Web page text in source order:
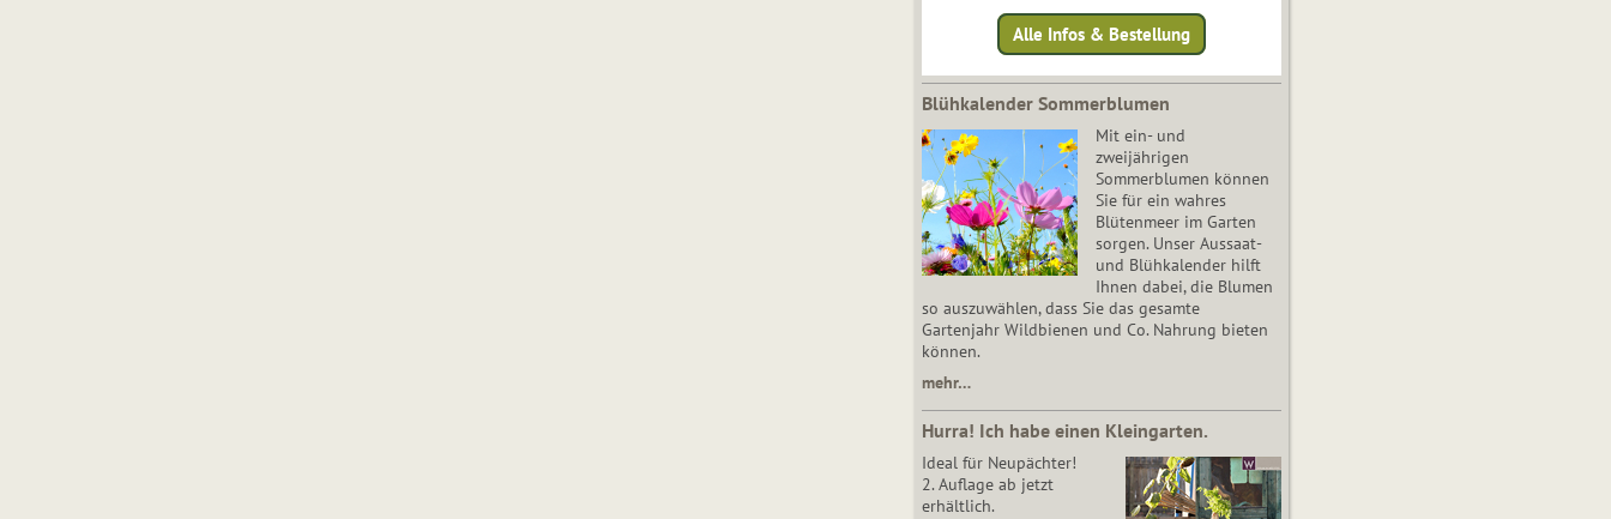
Alle Infos & Bestellung
Blühkalender Sommerblumen
Mit ein- und
zweijährigen
Sommerblumen können
Sie für ein wahres
Blütenmeer im Garten
sorgen. Unser Aussaat-
und Blühkalender hilft
Ihnen dabei, die Blumen
so auszuwählen, dass Sie das gesamte
Gartenjahr Wildbienen und Co. Nahrung bieten
können.
mehr…
Hurra! Ich habe einen Kleingarten.
Ideal für Neupächter!
2. Auflage ab jetzt
erhältlich.